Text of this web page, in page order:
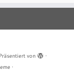
von
·
·